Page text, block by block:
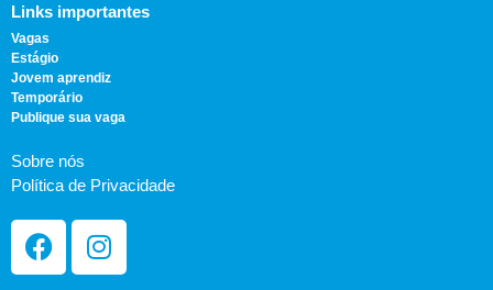
Links importantes
Vagas
Estágio
Jovem aprendiz
Temporário
Publique sua vaga
Sobre nós
Política de Privacidade